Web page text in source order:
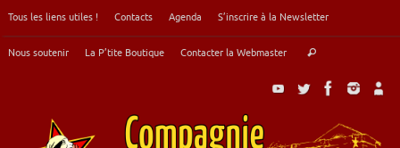
au
Tous les liens utiles ! Contacts Agenda S’inscrire à la Newsletter
Nous soutenir La P’tite Boutique Contacter la Webmaster Rechercher